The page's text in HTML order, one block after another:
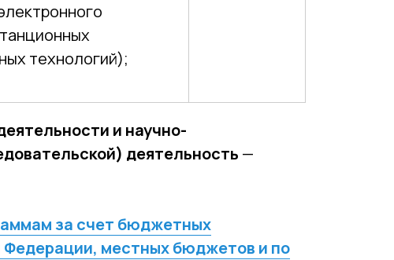
технологий);
и научно-
деятельность —
за счет бюджетных
местных бюджетов и по